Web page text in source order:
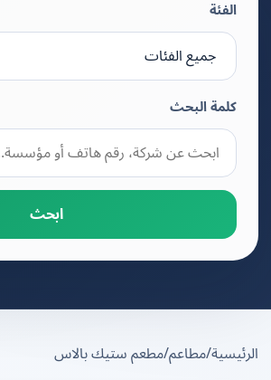
كلمة البحث
ابحث
/مطاعم/مطعم ستيك بالاس